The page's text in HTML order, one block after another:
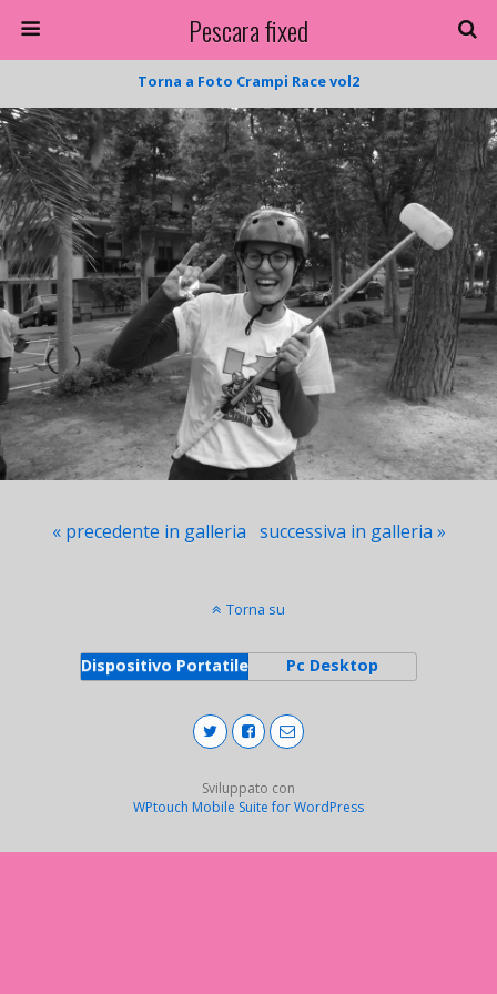
Pescara fixed
Torna a Foto Crampi Race vol2
« precedente in galleria successiva in galleria »
Torna su
Dispositivo Portatile Pc Desktop
Sviluppato con
WPtouch Mobile Suite for WordPress